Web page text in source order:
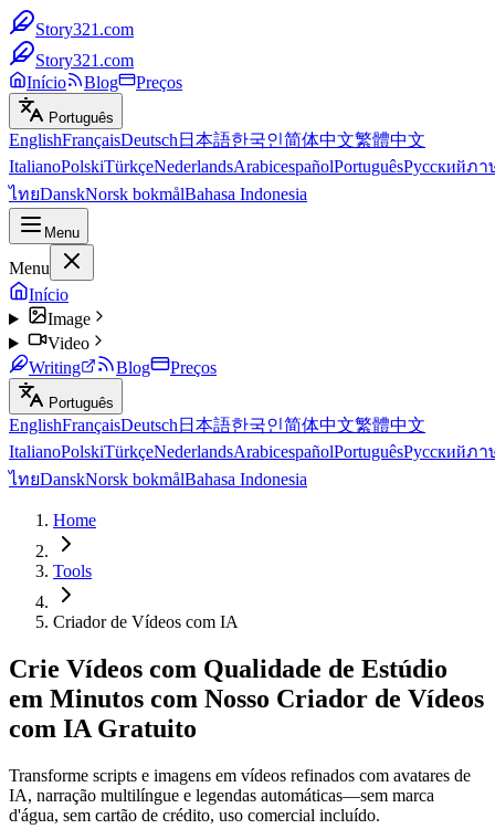
Story321.com
Story321.com
Início
Blog Preços
Português
EnglishFrançaisDeutsch 日本語한국인简体中文繁體中文
ItalianoPolskiTürkçeNederlandsArabicespañolPortuguêsРусскийภา
ไทยDanskNorsk bokmålBahasa Indonesia
Menu
Menu
Início
Image
Video
Writing
Blog Preços
Português
EnglishFrançaisDeutsch 日本語한국인简体中文繁體中文
ItalianoPolskiTürkçeNederlandsArabicespañolPortuguêsРусскийภา
ไทยDanskNorsk bokmålBahasa Indonesia
Home
Tools
Criador de Vídeos com IA
Crie Vídeos com Qualidade de Estúdio
em Minutos com Nosso Criador de Vídeos
com IA Gratuito
Transforme scripts e imagens em vídeos refinados com avatares de
IA, narração multilíngue e legendas automáticas—sem marca
d'água, sem cartão de crédito, uso comercial incluído.